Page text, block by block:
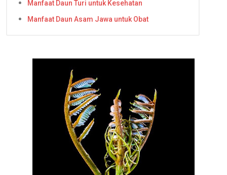
Manfaat Daun Turi untuk Kesehatan
Manfaat Daun Asam Jawa untuk Obat